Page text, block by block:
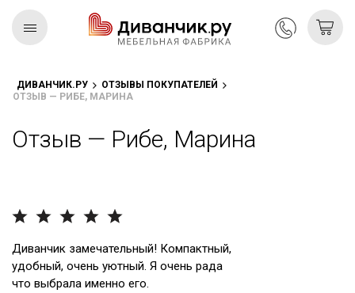
ДИВАНЧИК.РУ
ОТЗЫВЫ ПОКУПАТЕЛЕЙ
ОТЗЫВ — РИБЕ, МАРИНА
Отзыв — Рибе, Марина
Диванчик замечательный! Компактный,
удобный, очень уютный. Я очень рада
что выбрала именно его.